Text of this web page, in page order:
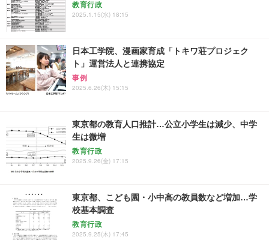
教育行政
2025.1.15(水) 18:15
日本工学院、漫画家育成「トキワ荘プロジェク
ト」運営法人と連携協定
事例
2025.6.26(木) 15:15
東京都の教育人口推計…公立小学生は減少、中学
生は微増
教育行政
2025.9.26(金) 17:15
東京都、こども園・小中高の教員数など増加…学
校基本調査
教育行政
2025.9.25(木) 17:45